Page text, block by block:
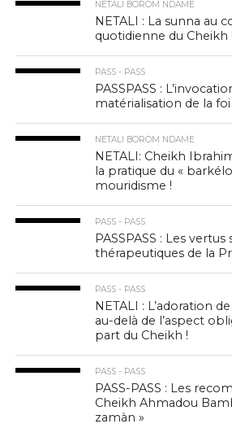
NETALI BOROM NDAME
NETALI : La sunna au
quotidienne du Cheikh !
PASS - PASS
PASSPASS :
matérialisation de la
NETALI BOROM NDAME
NETALI: Cheikh
la pratique du «
mouridisme !
PASS - PASS
PASSPASS : Les
thérapeutiques de la
PASS - PASS
NETALI : L’adoration
au-delà de l’aspect
part du Cheikh !
PASS - PASS
PASS-PASS : Les
Cheikh Ahmadou
zamàn »